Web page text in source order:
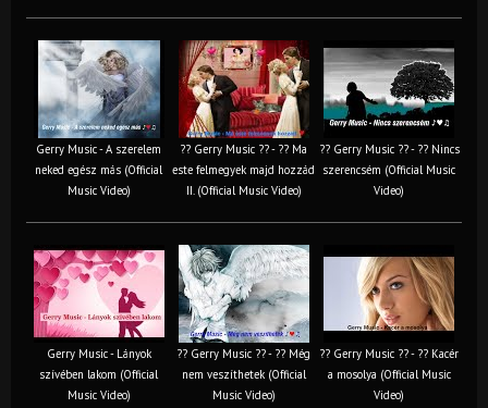
Gerry Music - A szerelem
neked egész más (Official
Music Video)
?? Gerry Music ?? - ?? Ma
este felmegyek majd hozzád
II. (Official Music Video)
?? Gerry Music ?? - ?? Nincs
szerencsém (Official Music
Video)
Gerry Music - Lányok
szívében lakom (Official
Music Video)
?? Gerry Music ?? - ?? Még
nem veszíthetek (Official
Music Video)
?? Gerry Music ?? - ?? Kacér
a mosolya (Official Music
Video)